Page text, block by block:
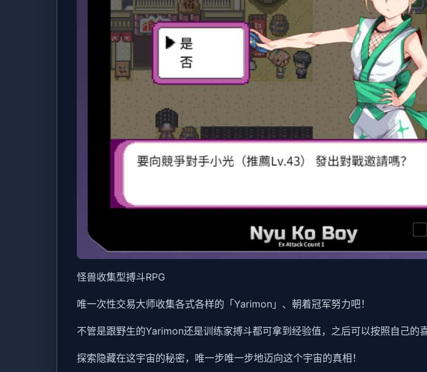
怪兽收集型搏斗RPG
唯一次性交易大师收集各式各样的「Yarimon」、朝着冠军努力吧！
不管是跟野生的Yarimon还是训练家搏斗都可拿到经验值，之后可以按照自己的
探索隐藏在这宇宙的秘密，唯一步唯一步地迈向这个宇宙的真相！